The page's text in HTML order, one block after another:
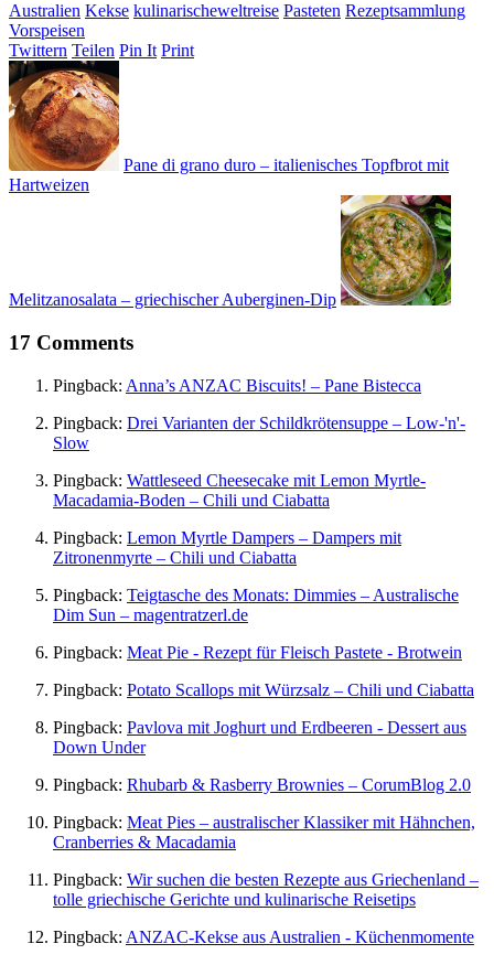
Australien Kekse kulinarischeweltreise Pasteten Rezeptsammlung
Vorspeisen
Twittern Teilen Pin It Print
Pane di grano duro – italienisches Topfbrot mit
Hartweizen
Melitzanosalata – griechischer Auberginen-Dip
17 Comments
Pingback: Anna’s ANZAC Biscuits! – Pane Bistecca
Pingback: Drei Varianten der Schildkrötensuppe – Low-'n'-
Slow
Pingback: Wattleseed Cheesecake mit Lemon Myrtle-
Macadamia-Boden – Chili und Ciabatta
Pingback: Lemon Myrtle Dampers – Dampers mit
Zitronenmyrte – Chili und Ciabatta
Pingback: Teigtasche des Monats: Dimmies – Australische
Dim Sun – magentratzerl.de
Pingback: Meat Pie - Rezept für Fleisch Pastete - Brotwein
Pingback: Potato Scallops mit Würzsalz – Chili und Ciabatta
Pingback: Pavlova mit Joghurt und Erdbeeren - Dessert aus
Down Under
Pingback: Rhubarb & Rasberry Brownies – CorumBlog 2.0
Pingback: Meat Pies – australischer Klassiker mit Hähnchen,
Cranberries & Macadamia
Pingback: Wir suchen die besten Rezepte aus Griechenland –
tolle griechische Gerichte und kulinarische Reisetips
Pingback: ANZAC-Kekse aus Australien - Küchenmomente